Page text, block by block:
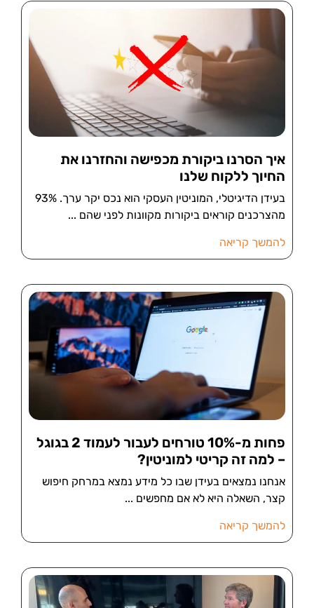
איך הסרנו ביקורת מכפישה והחזרנו את
החיוך ללקוח שלנו
בעידן הדיגיטלי, המוניטין העסקי הוא נכס יקר ערך. 93%
מהצרכנים קוראים ביקורות מקוונות לפני שהם
להמשך קריאה
פחות מ-10% טורחים לעבור לעמוד 2 בגוגל
– למה זה קריטי למוניטין?
אנחנו נמצאים בעידן שבו כל מידע נמצא במרחק חיפוש
קצר, השאלה היא לא אם מחפשים
להמשך קריאה